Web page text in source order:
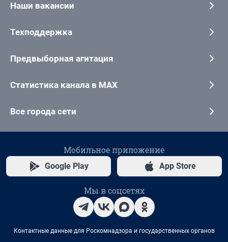
Наши вакансии
Техподдержка
Предвыборная агитация
Статистика канала в MAX
Все города сети
Мобильное приложение
Google Play App Store
Мы в соцсетях
Контактные данные для Роскомнадзора и государственных органов